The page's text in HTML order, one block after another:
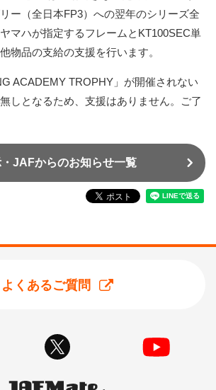
ー（全日本FP3）への翌年のシリーズ全
マハが指定するフレームとKT100SEC単
物品の支給の支援を行います。
ACADEMY TROPHY」が開催されない
しとなるため、支援はありません。ご了
JAFからのお知らせ一覧
よくあるご質問